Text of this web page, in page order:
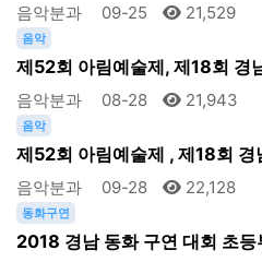
음악분과 09-25 21,529
음악
제52회 아림예술제, 제18회 경
음악분과 08-28 21,943
음악
제52회 아림예술제 , 제18회
음악분과 09-28 22,128
동화구연
2018 경남 동화 구연 대회 초